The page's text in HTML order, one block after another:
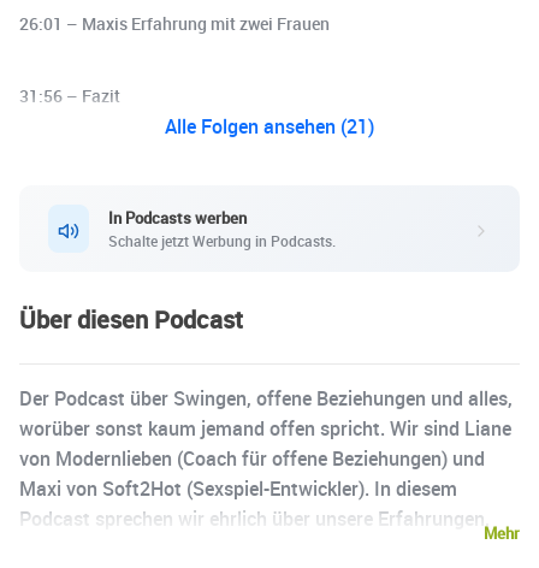
26:01 – Maxis Erfahrung mit zwei Frauen
31:56 – Fazit
Alle Folgen ansehen (21)
In Podcasts werben
Schalte jetzt Werbung in Podcasts.
Über diesen Podcast
Der Podcast über Swingen, offene Beziehungen und alles,
worüber sonst kaum jemand offen spricht. Wir sind Liane
von Modernlieben (Coach für offene Beziehungen) und
Maxi von Soft2Hot (Sexspiel-Entwickler). In diesem
Podcast sprechen wir ehrlich über unsere Erfahrungen,
Mehr